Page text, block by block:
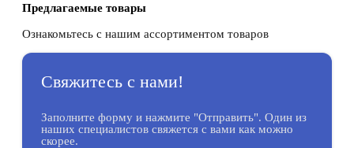
Предлагаемые товары
Ознакомьтесь с нашим ассортиментом товаров
Свяжитесь с нами!
Заполните форму и нажмите "Отправить". Один из
наших специалистов свяжется с вами как можно
скорее.